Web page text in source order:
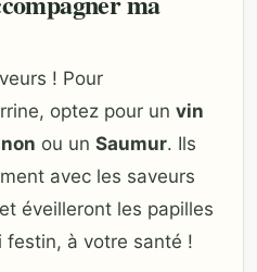
! Pour
optez pour un vin
ou un Saumur. Ils
avec les saveurs
éveilleront les papilles
festin, à votre santé !